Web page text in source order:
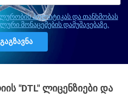
პოლიტიკას და თანხმობას
მონაცემების დამუშავებაზე.
"DTL" ᲚᲘᲪᲔᲜᲖᲘᲔᲑᲘ ᲓᲐ